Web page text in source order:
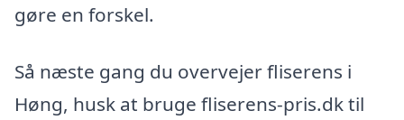
gøre en forskel.
Så næste gang du overvejer fliserens i
Høng, husk at bruge fliserens-pris.dk til